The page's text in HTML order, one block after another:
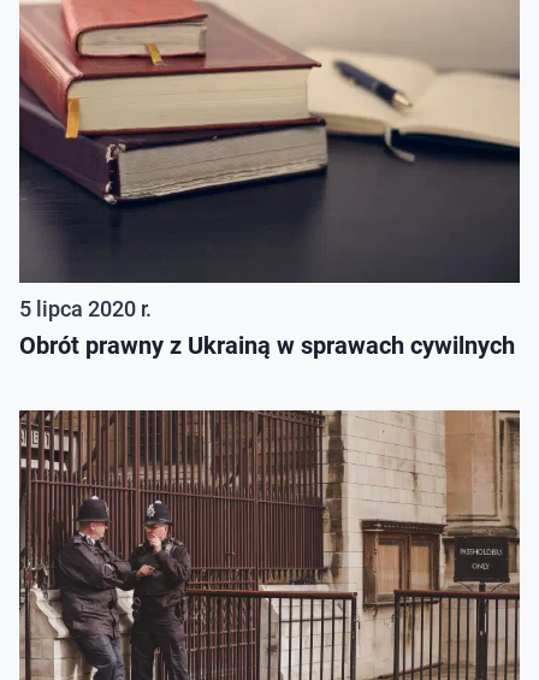
5 lipca 2020 r.
Obrót prawny z Ukrainą w sprawach cywilnych